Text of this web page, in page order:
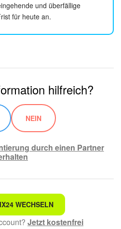
und überfällige
für heute an.
hilfreich?
NEIN
durch einen Partner
formuliert.
WECHSELN
Jetzt kostenfrei